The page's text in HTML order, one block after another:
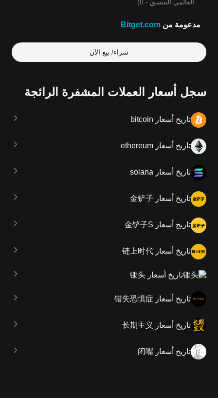
شراء/ بيع الآن
سجل أسعار العملات المشفرة الرائجة
تاريخ أسعار bitcoin
تاريخ أسعار ethereum
تاريخ أسعار solana
تاريخ أسعار 金铲子
تاريخ أسعار 金铲子S
تاريخ أسعار 链上时代
تاريخ أسعار 锄头
تاريخ أسعار 错失恐惧症
تاريخ أسعار 长期主义
تاريخ أسعار 闭嘴